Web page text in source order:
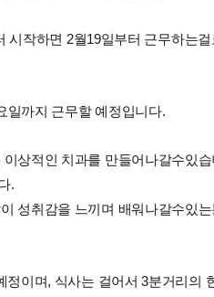
시작하면 2월19일부터 근무하는
일까지 근무할 예정입니다.
상적인 치과를 만들어나갈수있
.
성취감을 느끼며 배워나갈수있
이며, 식사는 걸어서 3분거리의